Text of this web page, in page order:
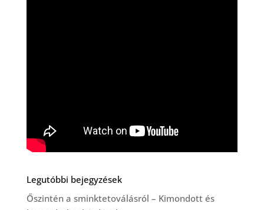
Legutóbbi bejegyzések
Őszintén a sminktetoválásról – Kimondott és